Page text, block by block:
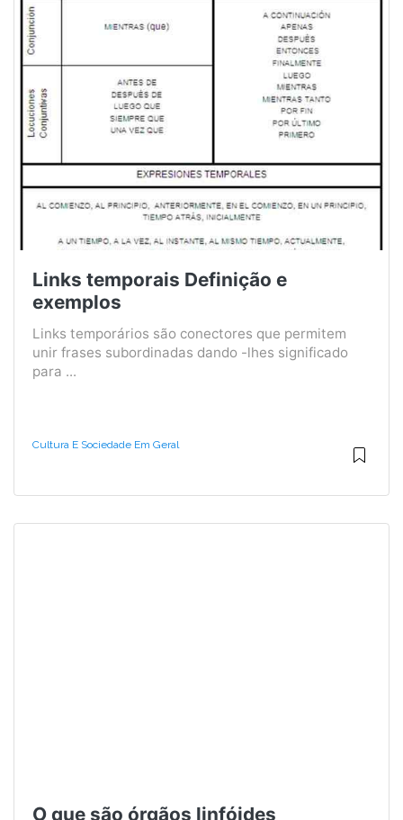
Links temporais Definição e
exemplos
Links temporários são conectores que permitem
unir frases subordinadas dando -lhes significado
para ...
Cultura E Sociedade Em Geral
O que são órgãos linfóides